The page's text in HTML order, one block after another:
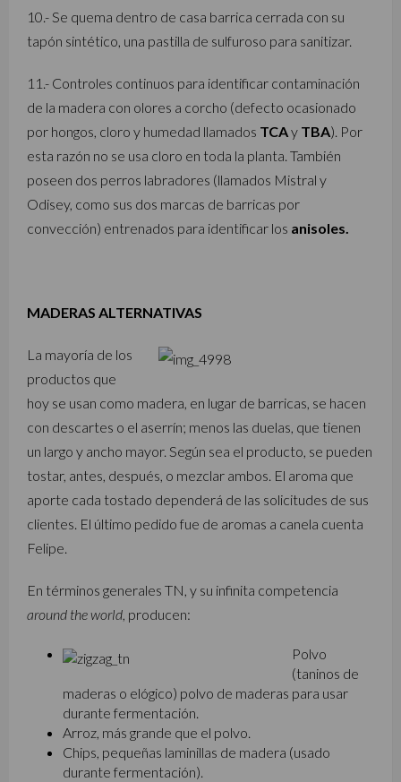
10.- Se quema dentro de casa barrica cerrada con su
tapón sintético, una pastilla de sulfuroso para sanitizar.
11.- Controles continuos para identificar contaminación
de la madera con olores a corcho (defecto ocasionado
por hongos, cloro y humedad llamados TCAy TBA). Por
esta razón no se usa cloro en toda la planta. También
poseen dos perros labradores (llamados Mistral y
Odisey, como sus dos marcas de barricas por
convección) entrenados para identificar los anisoles.
MADERAS ALTERNATIVAS
La mayoría de los
productos que
hoy se usan como madera, en lugar de barricas, se hacen
con descartes o el aserrín; menos las duelas, que tienen
un largo y ancho mayor. Según sea el producto, se pueden
tostar, antes, después, o mezclar ambos. El aroma que
aporte cada tostado dependerá de las solicitudes de sus
clientes. El último pedido fue de aromas a canela cuenta
Felipe.
En términos generales TN, y su infinita competencia
around the world, producen:
Polvo
(taninos de
maderas o elógico) polvo de maderas para usar
durante fermentación.
Arroz, más grande que el polvo.
Chips, pequeñas laminillas de madera (usado
durante fermentación).